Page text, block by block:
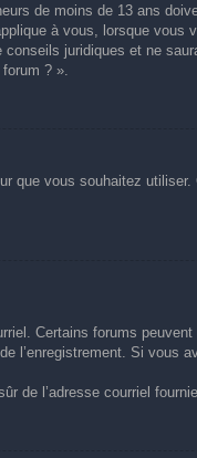
de moins de 13 ans
à vous, lorsque vous
juridiques et ne
? ».
que vous souhaitez
Certains forums
l’enregistrement. Si vous
de l’adresse courriel